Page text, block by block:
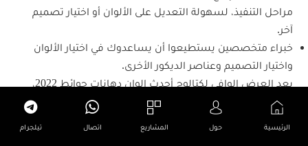
مراحل التنفيذ، لسهولة التعديل على الألوان أو اختيار تصميم
آخر.
خبراء متخصصين يستطيعوا أن يساعدوك في اختيار الألوان
واختيار التصميم وعناصر الديكور الأخرى.
بعد العرض الوافي لكتالوج أحدث الوان دهانات حوائط 2022،
عليك الآن بالتوجه للجهة المختصة لتعرض ما قمت باختياره،
والاتفاق مع تلك الجهة على ملامح الديكور المختار، ولا بد أن تتم
الرئيسية حول المشاريع اتصال تيلجرام